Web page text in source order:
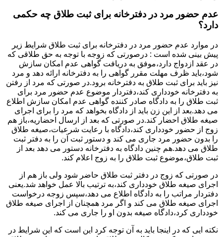
عدم حضور مرد در دفترخانه برای ثبت طلاق چه حکمی
دارد؟
در موارد عدم حضور مرد در دفترخانه برای ثبت طلاق شرایط زیر
پیش بینی شده است : درصورتی که زوجه با توجه به حق طلاقی که
در عقد ازدواج دارد،موفق به دریافت گواهی عدم امکان سازش
شود،باید ظرف مهلت مقرر گواهی را به دفترخانه ارائه دهد و مرد
نیز باید برای ثبت طلاق به دفترخانه برود.در صورتی که مرد از رفتن
به دفترخانه خودداری کند،دفتردار موضوع عدم حضور مرد برای
ثبت طلاق را به دادگاه صادر کننده گواهی عدم امکان سازش اطلاع
می دهد.بعد از این زن باید از دادگاه بخواهد که مرد را برای اجرای
صیغه طلاق احضار کند.در صورتی که بعد از ارسال احضاریه،باز هم
زوج از حضور خودداری کند،دادگاه با رعایت شرعیات،صیغه طلاق
را بدون حضور مرد جاری می کند و دستور ثبت آن را به دفتر ثبت
طلاق می دهد.هم چنین دادگاه به دفترخانه دستور می دهد بعد از
ثبت طلاق،موضوع ثبت طلاق را به زوج اعلام کند.
در صورتی که زوج در دفتر ثبت طلاق حاضر شود ولی باز هم از
اجرای صیغه طلاق خودداری کند،به ترتیب بالا عمل خواهد شد.یعنی
دفتردار مراتب را به دادگاه اطلاع می دهد،سپس زوجه درخواست
اجرای صیغه طلاق می کند و اگر مرد همچنان از اجرای صیغه طلاق
خودداری کرد،دادگاه صیغه بدون او را جاری می کند.
نکته ایی که در اینجا باید به آن توجه کرد این است که این شرایط در